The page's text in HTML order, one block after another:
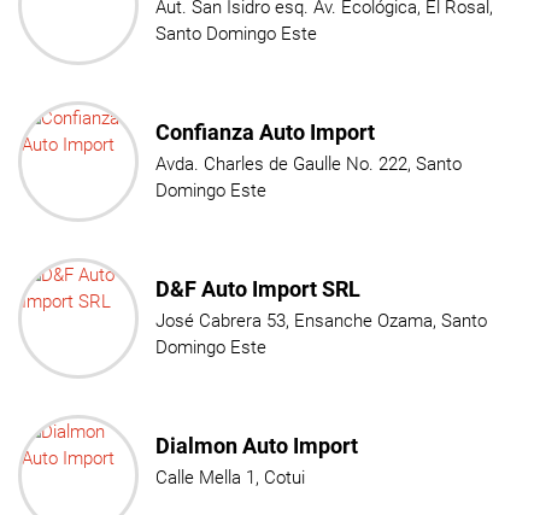
Aut. San Isidro esq. Av. Ecológica, El Rosal,
Santo Domingo Este
Confianza Auto Import
Avda. Charles de Gaulle No. 222, Santo
Domingo Este
D&F Auto Import SRL
José Cabrera 53, Ensanche Ozama, Santo
Domingo Este
Dialmon Auto Import
Calle Mella 1, Cotui